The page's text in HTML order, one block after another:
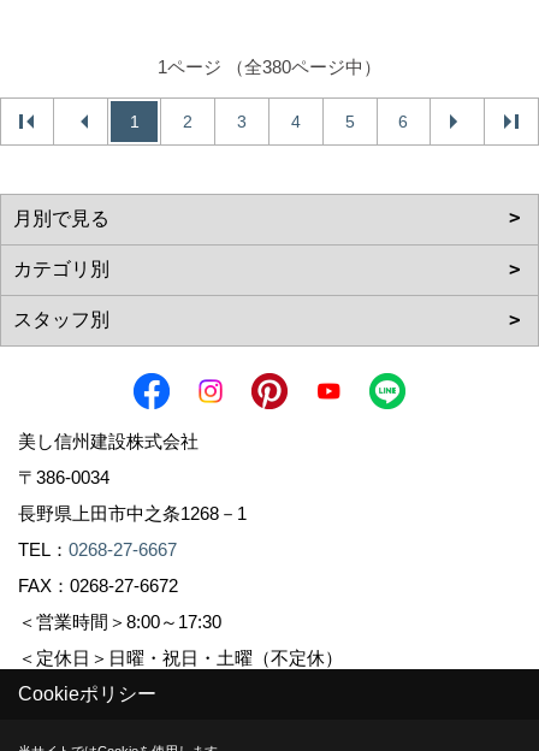
1ページ （全380ページ中）
1 2 3 4 5 6
美し信州建設株式会社
〒386-0034
長野県上田市中之条1268－1
TEL： 0268-27-6667
FAX：0268-27-6672
＜営業時間＞8:00～17:30
＜定休日＞日曜・祝日・土曜（不定休）
Cookieポリシー